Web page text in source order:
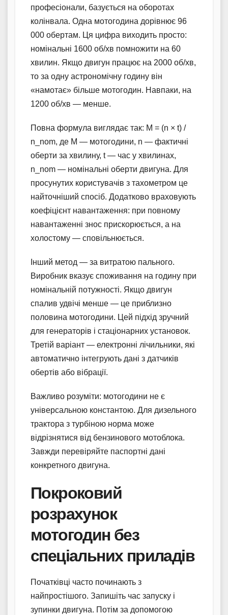
професіонали, базується на оборотах
колінвала. Одна мотогодина дорівнює 96
000 обертам. Ця цифра виходить просто:
номінальні 1600 об/хв помножити на 60
хвилин. Якщо двигун працює на 2000 об/хв,
то за одну астрономічну годину він
«намотає» більше мотогодин. Навпаки, на
1200 об/хв — менше.
Повна формула виглядає так: M = (n × t) /
n_nom, де M — мотогодини, n — фактичні
оберти за хвилину, t — час у хвилинах,
n_nom — номінальні оберти двигуна. Для
просунутих користувачів з тахометром це
найточніший спосіб. Додатково враховують
коефіцієнт навантаження: при повному
навантаженні знос прискорюється, а на
холостому — сповільнюється.
Інший метод — за витратою пального.
Виробник вказує споживання на годину при
номінальній потужності. Якщо двигун
спалив удвічі менше — це приблизно
половина мотогодини. Цей підхід зручний
для генераторів і стаціонарних установок.
Третій варіант — електронні лічильники, які
автоматично інтегрують дані з датчиків
обертів або вібрації.
Важливо розуміти: мотогодини не є
універсальною константою. Для дизельного
трактора з турбіною норма може
відрізнятися від бензинового мотоблока.
Завжди перевіряйте паспортні дані
конкретного двигуна.
Покроковий
розрахунок
мотогодин без
спеціальних приладів
Початківці часто починають з
найпростішого. Запишіть час запуску і
зупинки двигуна. Потім за допомогою